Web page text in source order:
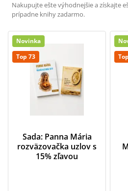
Nakupujte ešte výhodnejšie a získajte
prípadne knihy zadarmo.
Novinka
Top 73
Sada: Panna Mária
rozväzovačka uzlov s
15% zľavou